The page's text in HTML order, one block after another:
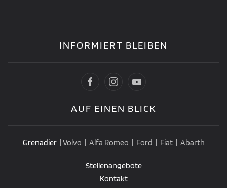
INFORMIERT BLEIBEN
AUF EINEN BLICK
Grenadier| Volvo | Alfa Romeo | Ford | Fiat | Abarth
Stellenangebote
Kontakt